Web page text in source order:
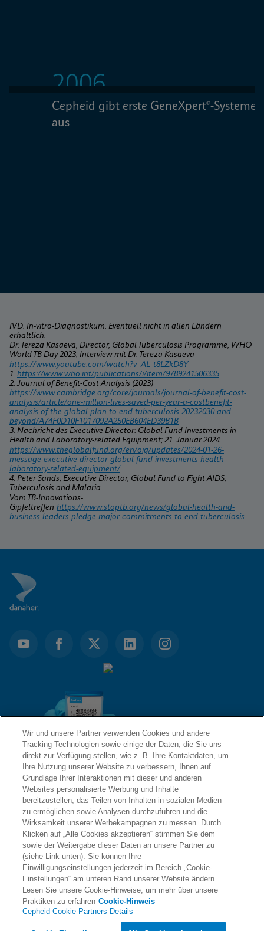
2006
Cepheid gibt erste GeneXpert®-Systeme
aus
IVD. In-vitro-Diagnostikum. Eventuell nicht in allen Ländern
erhältlich.
Dr. Tereza Kasaeva, Director, Global Tuberculosis Programme, WHO
World TB Day 2023, Interview mit Dr. Tereza Kasaeva
https://www.youtube.com/watch?v=AL_t8LZkD8Y
1. https://www.who.int/publications/i/item/9789241506335
https://www.cambridge.org/core/journals/journal-of-benefit-cost-
analysis/article/one-million-lives-saved-per-year-a-costbenefit-
analysis-of-the-global-plan-to-end-tuberculosis-20232030-and-
beyond/A74F0D10F1017092A250EB604ED39B1B
3. Nachricht des Executive Director: Global Fund Investments in
Health and Laboratory-related Equipment; 21. Januar 2024
https://www.theglobalfund.org/en/oig/updates/2024-01-26-
message-executive-director-global-fund-investments-health-
laboratory-related-equipment/
4. Peter Sands, Executive Director, Global Fund to Fight AIDS,
Tuberculosis and Malaria.
Vom TB-Innovations-
Gipfeltreffen https://www.stoptb.org/news/global-health-and-
business-leaders-pledge-major-commitments-to-end-tuberculosis
QUICK LINKS
Über uns
Karriere
Kontaktaufnahme
RECHTSWESEN
Datenschutz
ÜBEREINSTIMMUNG
Wir und unsere Partner verwenden Cookies und andere
Tracking-Technologien sowie einige der Daten, die Sie uns
direkt zur Verfügung stellen, wie z. B. Ihre Kontaktdaten, um
Ihre Nutzung unserer Website zu verbessern, Ihnen auf
Grundlage Ihrer Interaktionen mit dieser und anderen
Websites personalisierte Werbung und Inhalte
bereitzustellen, das Teilen von Inhalten in sozialen Medien
zu ermöglichen sowie Analysen durchzuführen und die
Wirksamkeit unserer Werbekampagnen zu messen. Durch
Klicken auf „Alle Cookies akzeptieren“ stimmen Sie dem
sowie der Weitergabe dieser Daten an unsere Partner zu
(siehe Link unten). Sie können Ihre
Einwilligungseinstellungen jederzeit im Bereich „Cookie-
Einstellungen“ am unteren Rand unserer Website ändern.
Lesen Sie unsere Cookie-Hinweise, um mehr über unsere
Praktiken zu erfahren Cookie-Hinweis
Cepheid Cookie Partners Details